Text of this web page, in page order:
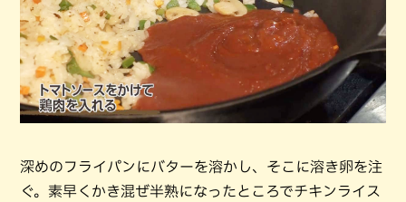
深めのフライパンにバターを溶かし、そこに溶き卵を注
ぐ。素早くかき混ぜ半熟になったところでチキンライス